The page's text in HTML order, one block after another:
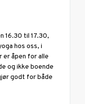
16.30 til 17.30,
hos oss, i
er åpen for alle
og ikke boende
godt for både